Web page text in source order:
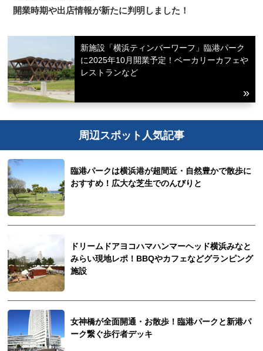
開業時期や出店情報が新たに判明しました！
新施設「横浜ティンバーワーフ」臨港パーク
に2025年10月開業予定！ベーカリーカフェや
レストランなど
周辺スポット人気記事
臨港パークは横浜港が超間近・自然豊かで散歩に
おすすめ！広大な芝生でのんびりと
ドリームドアヨコハマハンマーヘッド横浜みなと
みらい現地レポ！BBQやカフェなどグランピング
施設
女神橋が全面開通・お散歩！臨港パークと新港パ
ーク繋ぐ歩行者デッキ